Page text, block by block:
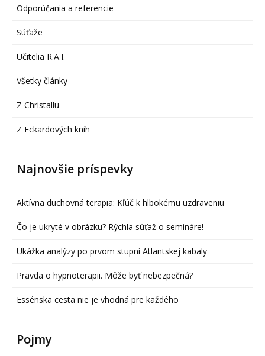
Odporúčania a referencie
Súťaže
Učitelia R.A.I.
Všetky články
Z Christallu
Z Eckardových kníh
Najnovšie príspevky
Aktívna duchovná terapia: Kľúč k hlbokému uzdraveniu
Čo je ukryté v obrázku? Rýchla súťaž o semináre!
Ukážka analýzy po prvom stupni Atlantskej kabaly
Pravda o hypnoterapii. Môže byť nebezpečná?
Essénska cesta nie je vhodná pre každého
Pojmy